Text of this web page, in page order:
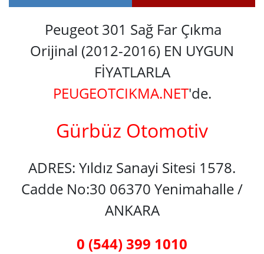
Peugeot 301 Sağ Far Çıkma
Orijinal (2012-2016) EN UYGUN
FİYATLARLA
PEUGEOTCIKMA.NET'de.
Gürbüz Otomotiv
ADRES: Yıldız Sanayi Sitesi 1578.
Cadde No:30 06370 Yenimahalle /
ANKARA
0 (544) 399 1010